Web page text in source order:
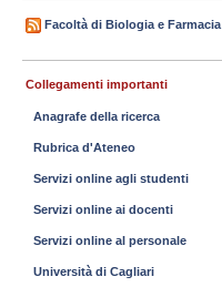
Facoltà di Biologia e Farmacia
Collegamenti importanti
Anagrafe della ricerca
Rubrica d'Ateneo
Servizi online agli studenti
Servizi online ai docenti
Servizi online al personale
Università di Cagliari